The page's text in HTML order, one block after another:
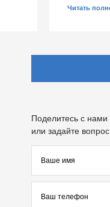
обострении
Читать
Поделитесь с
или задайте